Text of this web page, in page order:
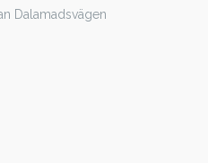
Dalamadsvägen